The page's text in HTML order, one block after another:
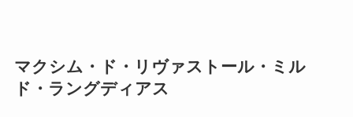
マクシム・ド・リヴァストール・ミル
ド・ラングディアス